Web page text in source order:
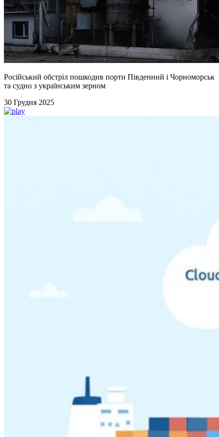
Російський обстріл пошкодив порти Південний і Чорноморськ
та судно з українським зерном
30 Грудня 2025